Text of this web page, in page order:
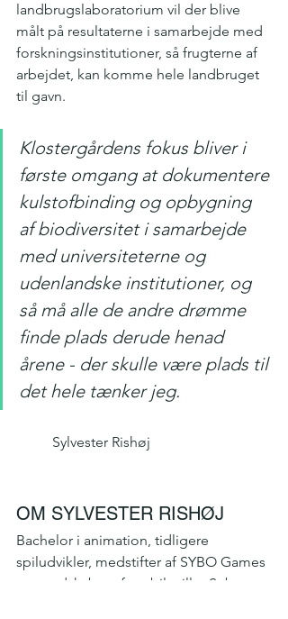
landbrugslaboratorium vil der blive
målt på resultaterne i samarbejde med
forskningsinstitutioner, så frugterne af
arbejdet, kan komme hele landbruget
til gavn.
Klostergårdens fokus bliver i
første omgang at dokumentere
kulstofbinding og opbygning
af biodiversitet i samarbejde
med universiteterne og
udenlandske institutioner, og
så må alle de andre drømme
finde plads derude henad
årene - der skulle være plads til
det hele tænker jeg.
	Sylvester Rishøj
OM SYLVESTER RISHØJ
Bachelor i animation, tidligere
spiludvikler, medstifter af SYBO Games
og medskaber af mobilspillet Subway